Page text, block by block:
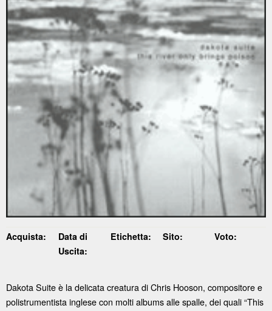
Acquista:
Data di
Uscita:
Etichetta: Sito: Voto:
Dakota Suite è la delicata creatura di Chris Hooson, compositore e
polistrumentista inglese con molti albums alle spalle, dei quali “This